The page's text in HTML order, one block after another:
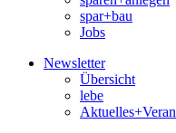
spar+bau
Jobs
Newsletter
Übersicht
lebe